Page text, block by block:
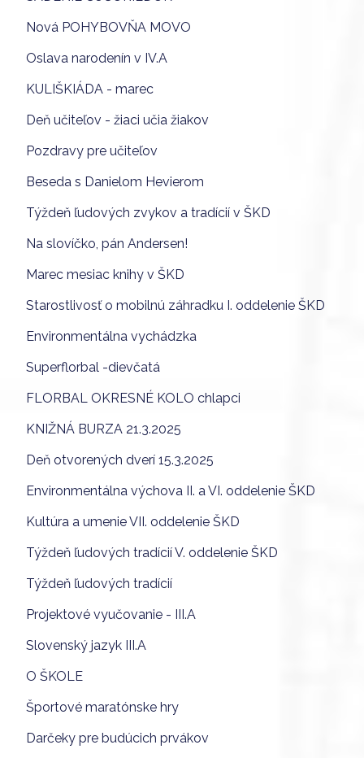
Nová POHYBOVŇA MOVO
Oslava narodenín v IV.A
KULIŠKIÁDA - marec
Deň učiteľov - žiaci učia žiakov
Pozdravy pre učiteľov
Beseda s Danielom Hevierom
Týždeň ľudových zvykov a tradícií v ŠKD
Na slovíčko, pán Andersen!
Marec mesiac knihy v ŠKD
Starostlivosť o mobilnú záhradku I. oddelenie ŠKD
Environmentálna vychádzka
Superflorbal -dievčatá
FLORBAL OKRESNÉ KOLO chlapci
KNIŽNÁ BURZA 21.3.2025
Deň otvorených dverí 15.3.2025
Environmentálna výchova II. a VI. oddelenie ŠKD
Kultúra a umenie VII. oddelenie ŠKD
Týždeň ľudových tradícií V. oddelenie ŠKD
Týždeň ľudových tradícií
Projektové vyučovanie - III.A
Slovenský jazyk III.A
O ŠKOLE
Športové maratónske hry
Darčeky pre budúcich prvákov